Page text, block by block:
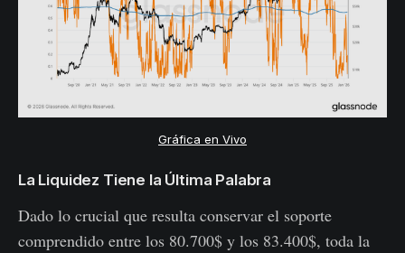
Gráfica en Vivo
La Liquidez Tiene la Última Palabra
Dado lo crucial que resulta conservar el soporte
comprendido entre los 80.700$ y los 83.400$, toda la